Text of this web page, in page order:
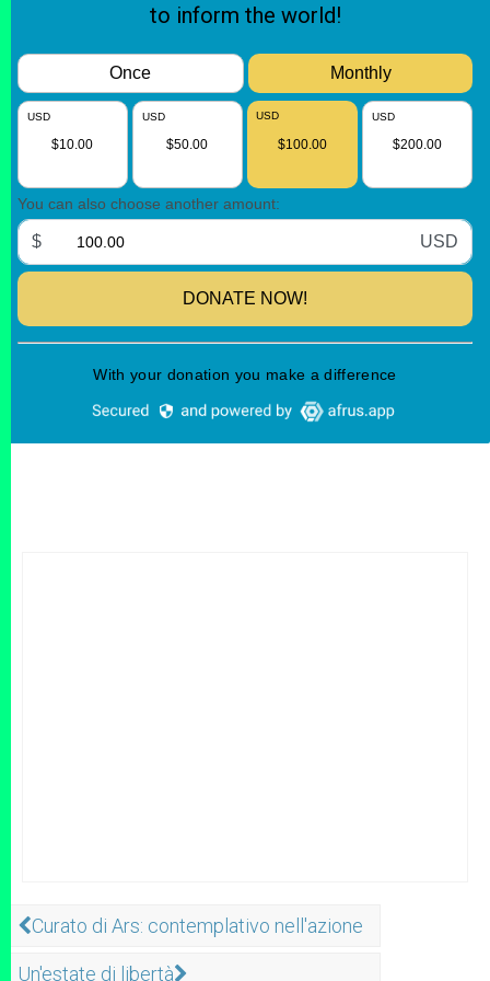
Curato di Ars: contemplativo nell'azione
Un'estate di libertà